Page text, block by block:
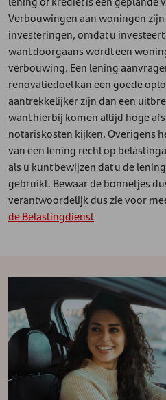
Verbouwingen aan woningen
investeringen, omdat u
want doorgaans wordt een
verbouwing. Een lening
renovatiedoel kan een goede
aantrekkelijker zijn dan een
want hierbij komen altijd hoge
notariskosten kijken. Overigens
van een lening recht op
als u kunt bewijzen dat u de
gebruikt. Bewaar de bonnetjes
verantwoordelijk dus zie voor
de Belastingdienst